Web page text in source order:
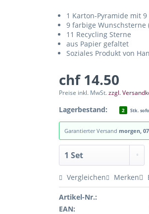
1 Karton-Pyramide mit 9
9 farbige
11 Recycling Sterne
aus Papier gefaltet
Soziales Produkt von
chf 14.50
Preise inkl. MwSt.zzgl.
Lagerbestand: 2 Stk.
Garantierter Versand morgen,
Vergleichen Merken
Artikel-Nr.:
EAN: